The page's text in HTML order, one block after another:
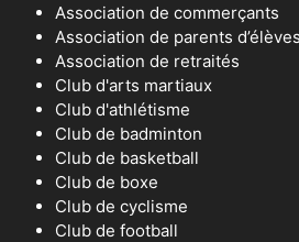
Association de commerçants
Association de parents d’élèves
Association de retraités
Club d'arts martiaux
Club d'athlétisme
Club de badminton
Club de basketball
Club de boxe
Club de cyclisme
Club de football